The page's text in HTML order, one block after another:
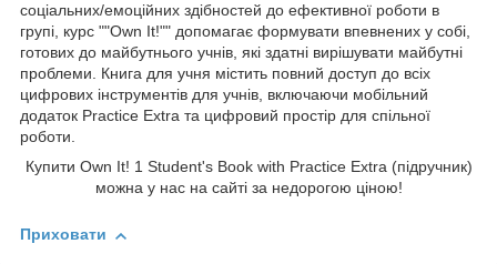
соціальних/емоційних здібностей до ефективної роботи в
групі, курс ""Own It!"" допомагає формувати впевнених у собі,
готових до майбутнього учнів, які здатні вирішувати майбутні
проблеми. Книга для учня містить повний доступ до всіх
цифрових інструментів для учнів, включаючи мобільний
додаток Practice Extra та цифровий простір для спільної
роботи.
Купити Own It! 1 Student's Book with Practice Extra (підручник)
можна у нас на сайті за недорогою ціною!
Приховати